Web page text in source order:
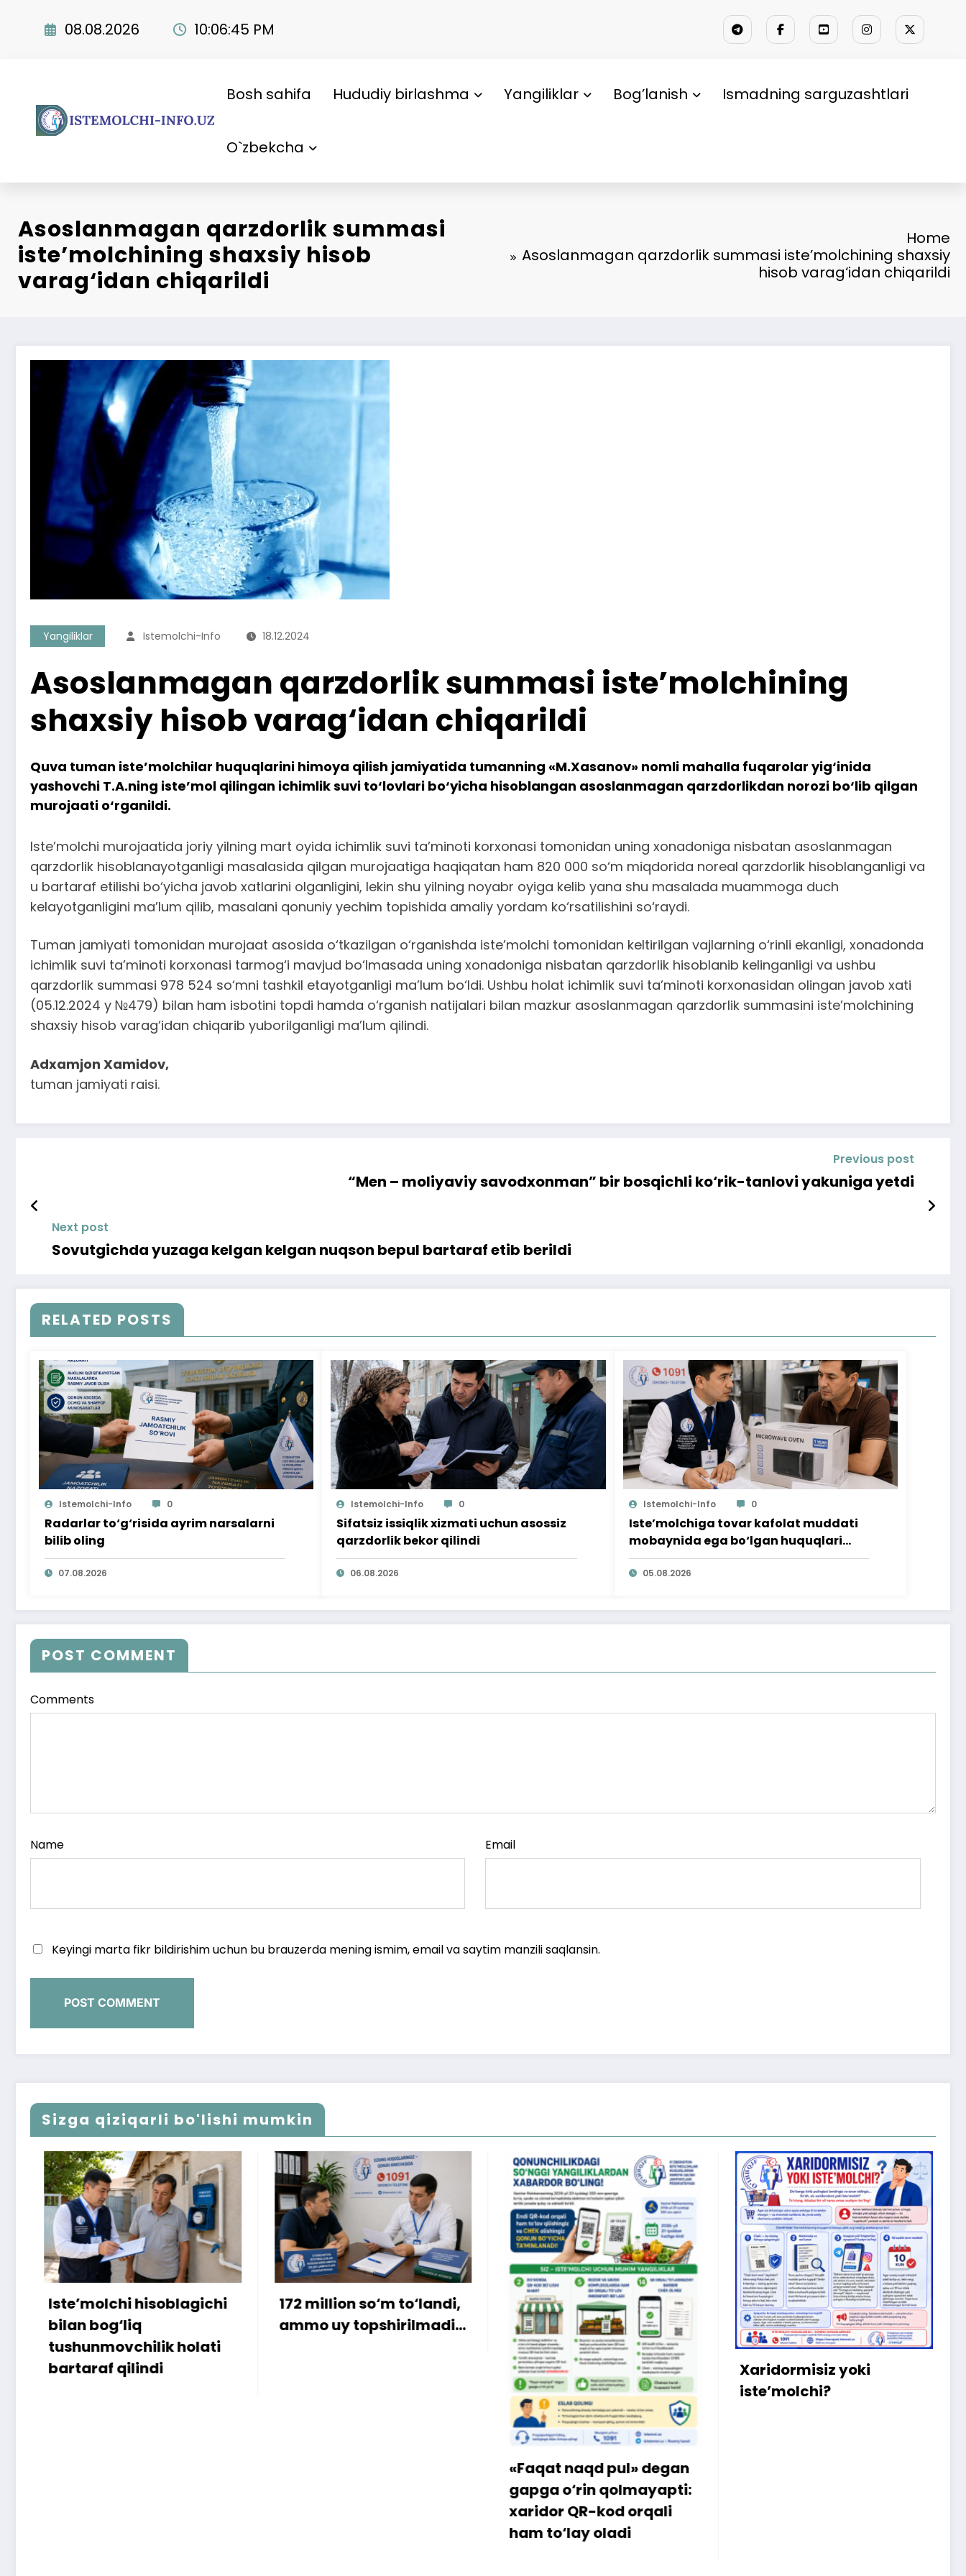
08.08.2026 10:06:46 PM
Bosh sahifa Hududiy birlashma Yangiliklar Bog’lanish Ismadning sarguzashtlari
O`zbekcha
Asoslanmagan qarzdorlik summasi
iste’molchining shaxsiy hisob
varag‘idan chiqarildi
Home
Asoslanmagan qarzdorlik summasi iste’molchining shaxsiy
hisob varag‘idan chiqarildi
Yangiliklar Istemolchi-Info 18.12.2024
Asoslanmagan qarzdorlik summasi iste’molchining
shaxsiy hisob varag‘idan chiqarildi
Quva tuman iste’molchilar huquqlarini himoya qilish jamiyatida tumanning «M.Xasanov» nomli mahalla fuqarolar yig‘inida
yashovchi T.A.ning iste’mol qilingan ichimlik suvi to‘lovlari bo‘yicha hisoblangan asoslanmagan qarzdorlikdan norozi bo‘lib qilgan
murojaati o‘rganildi.
Iste’molchi murojaatida joriy yilning mart oyida ichimlik suvi ta’minoti korxonasi tomonidan uning xonadoniga nisbatan asoslanmagan
qarzdorlik hisoblanayotganligi masalasida qilgan murojaatiga haqiqatan ham 820 000 so‘m miqdorida noreal qarzdorlik hisoblanganligi va
u bartaraf etilishi bo‘yicha javob xatlarini olganligini, lekin shu yilning noyabr oyiga kelib yana shu masalada muammoga duch
kelayotganligini ma’lum qilib, masalani qonuniy yechim topishida amaliy yordam ko‘rsatilishini so‘raydi.
Tuman jamiyati tomonidan murojaat asosida o‘tkazilgan o‘rganishda iste’molchi tomonidan keltirilgan vajlarning o‘rinli ekanligi, xonadonda
ichimlik suvi ta’minoti korxonasi tarmog‘i mavjud bo‘lmasada uning xonadoniga nisbatan qarzdorlik hisoblanib kelinganligi va ushbu
qarzdorlik summasi 978 524 so‘mni tashkil etayotganligi ma’lum bo‘ldi. Ushbu holat ichimlik suvi ta’minoti korxonasidan olingan javob xati
(05.12.2024 y №479) bilan ham isbotini topdi hamda o‘rganish natijalari bilan mazkur asoslanmagan qarzdorlik summasini iste’molchining
shaxsiy hisob varag‘idan chiqarib yuborilganligi ma’lum qilindi.
Adxamjon Xamidov,
tuman jamiyati raisi.
Previous post
“Men – moliyaviy savodxonman” bir bosqichli ko‘rik-tanlovi yakuniga yetdi
Next post
Sovutgichda yuzaga kelgan kelgan nuqson bepul bartaraf etib berildi
RELATED POSTS
Istemolchi-Info 0
Radarlar to‘g‘risida ayrim narsalarni
bilib oling
07.08.2026
Istemolchi-Info 0
Sifatsiz issiqlik xizmati uchun asossiz
qarzdorlik bekor qilindi
06.08.2026
Istemolchi-Info 0
Iste’molchiga tovar kafolat muddati
mobaynida ega bo‘lgan huquqlari
ta’minlab berildi
05.08.2026
POST COMMENT
Comments
Name Email
Keyingi marta fikr bildirishim uchun bu brauzerda mening ismim, email va saytim manzili saqlansin.
Sizga qiziqarli bo'lishi mumkin
Iste’molchi hisoblagichi
bilan bog‘liq
tushunmovchilik holati
bartaraf qilindi
172 million so‘m to‘landi,
ammo uy topshirilmadi…
«Faqat naqd pul» degan
gapga o‘rin qolmayapti:
xaridor QR-kod orqali
ham to‘lay oladi
Xaridormisiz yoki
iste’molchi?